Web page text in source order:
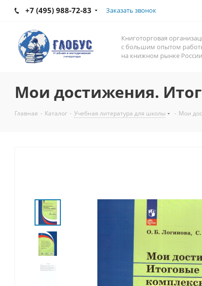
+7 (495) 988-72-83 Заказать звонок
Книготорговая
с большим опытом
на книжном рынке
Мои достижения.
Главная - Каталог - Учебная литература для школы - Мои